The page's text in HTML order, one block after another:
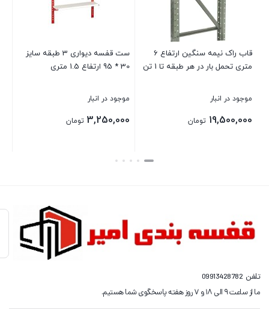
ست قفسه دیواری 3 طبقه سایز
میز ویترین پیشخوان فلزی 1 متری
3 طبقه
4,350,000
آینه فلزی مدل ماندگار
8,900,000
تلفن09913428782
ما از ساعت ۹ الی ۱۸ و ۷ روز هفته پاسخگوی شما هستیم.